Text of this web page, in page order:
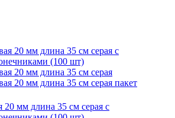
20 мм длина 35 см серая с